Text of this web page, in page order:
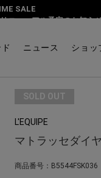
SALE
ニューアル予定のお知ら
ニュース ショッ
SOLD OUT
L'EQUIPE
マトラッセダイ
商品番号：B5544FSK036